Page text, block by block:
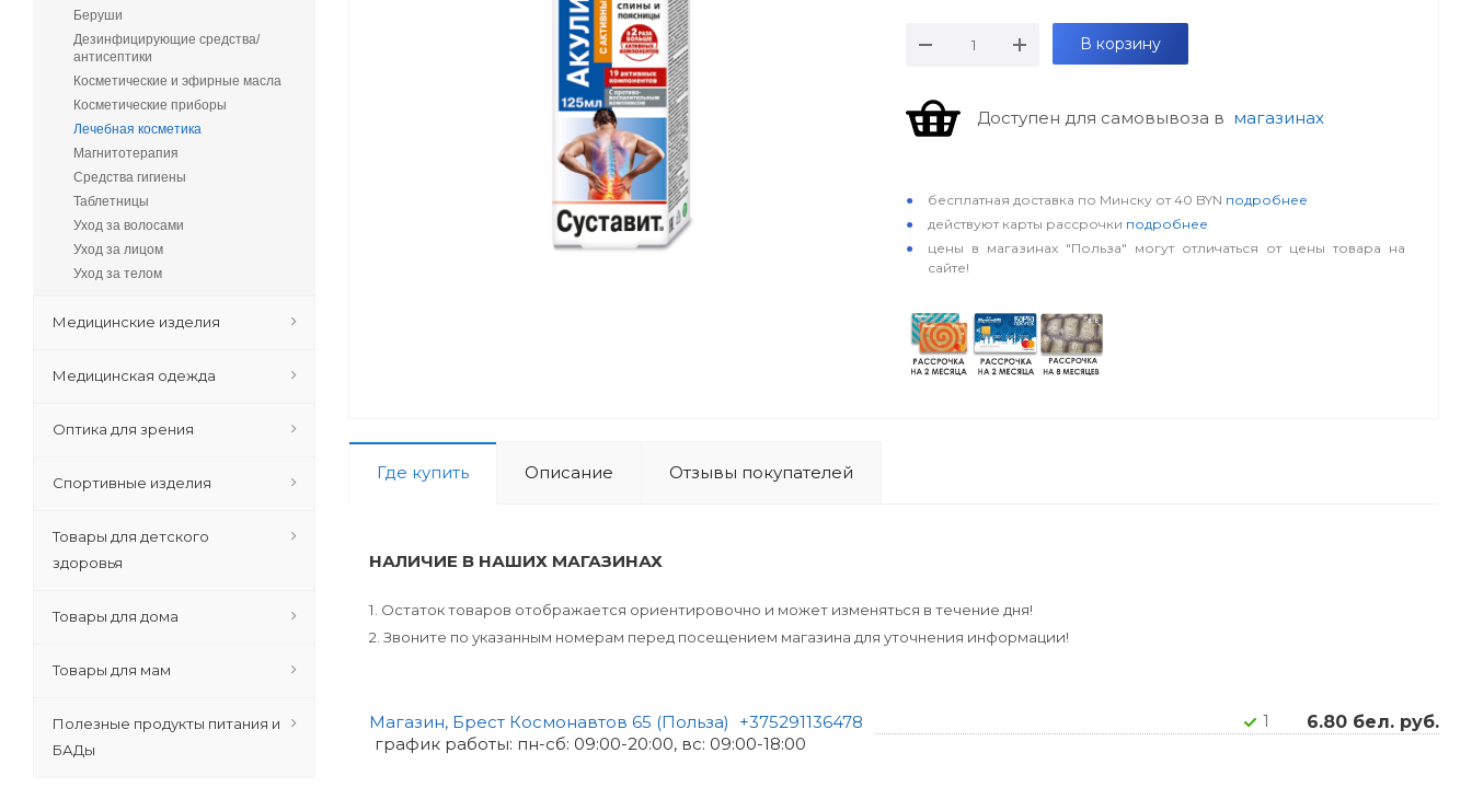
В корзину
Доступен для самовывоза в магазинах
бесплатная доставка по Минску от 40 BYN подробнее
действуют карты рассрочки подробнее
цены в магазинах "Польза" могут отличаться от цены товара на
сайте!
Где купить Описание Отзывы покупателей
НАЛИЧИЕ В НАШИХ МАГАЗИНАХ
1. Остаток товаров отображается ориентировочно и может изменяться в течение дня!
2. Звоните по указанным номерам перед посещением магазина для уточнения информации!
Магазин, Брест Космонавтов 65 (Польза)
+375291136478
график работы: пн-сб: 09:00-20:00, вс: 09:00-18:00
1 6.80 бел. руб.
Беруши
Дезинфицирующие средства/
антисептики
Косметические и эфирные масла
Косметические приборы
Лечебная косметика
Магнитотерапия
Средства гигиены
Таблетницы
Уход за волосами
Уход за лицом
Уход за телом
Медицинские изделия
Медицинская одежда
Оптика для зрения
Спортивные изделия
Товары для детского
здоровья
Товары для дома
Товары для мам
Полезные продукты питания и
БАДы